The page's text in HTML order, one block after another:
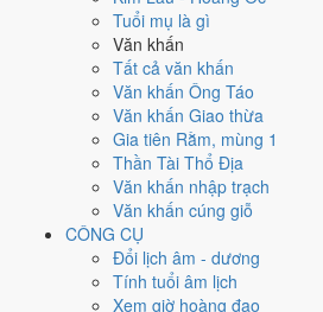
Tuổi mụ là gì
Văn khấn
Tất cả văn khấn
Văn khấn Ông Táo
Văn khấn Giao thừa
Gia tiên Rằm, mùng 1
Thần Tài Thổ Địa
Văn khấn nhập trạch
Văn khấn cúng giỗ
CÔNG CỤ
Đổi lịch âm - dương
Tính tuổi âm lịch
Xem giờ hoàng đạo
. Trực Mãn (ngày đầy đủ, viên
thừa) nhưng gặp Sao Thanh Long hoàng
chênh nhau như bảng dưới.
Cưới hỏi - đính hôn
Trung bình
Cưới hỏi - đính hôn hôm nay ở
Ngày Hoàng Đạo , nhưng Trực Mãn
Cách tính ngày tốt
🏪
Khai trương - mở cửa hàng
/10Rất tốt
Khai trương - mở cửa hàng hôm nay
Trực Mãn, Sao Tất và Ngày